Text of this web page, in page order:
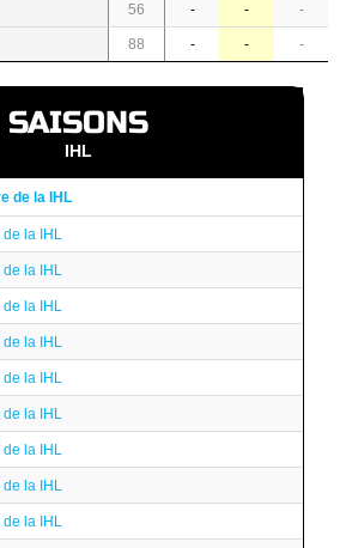
56 - - -
88 - - -
SAISONS
IHL
de la IHL
la IHL
la IHL
la IHL
la IHL
la IHL
la IHL
la IHL
la IHL
la IHL